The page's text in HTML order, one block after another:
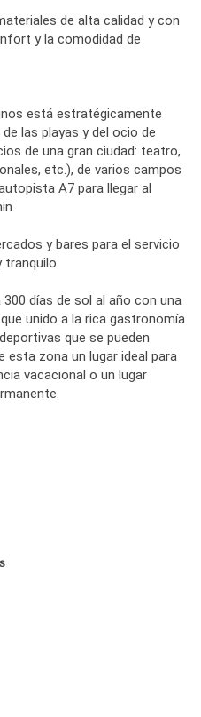
de alta calidad y con
y la comodidad de
está estratégicamente
las playas y del ocio de
de una gran ciudad: teatro,
etc.), de varios campos
A7 para llegar al
y bares para el servicio
tranquilo.
días de sol al año con una
unido a la rica gastronomía
que se pueden
esta zona un lugar ideal para
vacacional o un lugar